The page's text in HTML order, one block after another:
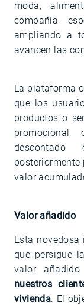
moda,
compañía
ampliando a
avancen las
La plataforma
que los
productos o
posteriormente
valor
Valor añadido
Esta
que persigue
valor
nuestros
vivienda. El